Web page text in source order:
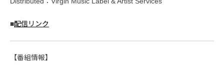
■配信リンク
【番組情報】